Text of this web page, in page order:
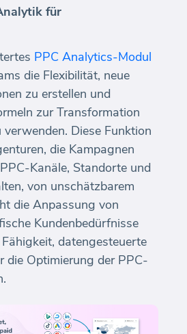
für
PPC Analytics-Modul
die Flexibilität, neue
zu erstellen und
zur Transformation
Diese Funktion
die Kampagnen
Kanäle, Standorte und
von unschätzbarem
die Anpassung von
Kundenbedürfnisse
datengesteuerte
die Optimierung der PPC-